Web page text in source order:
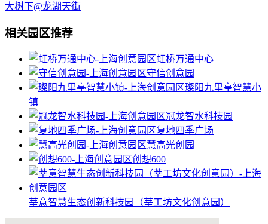
大树下@龙湖天街
相关园区推荐
虹桥万通中心
守信创意园
璨阳九里亭智慧小
镇
冠龙智水科技园
复地四季广场
慧高光创园
创想600
莘意智慧生态创新科技园（莘工坊文化创意园）